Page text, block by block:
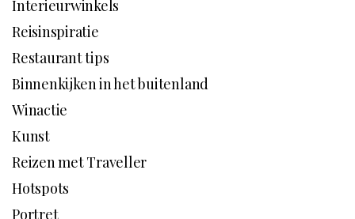
Interieurwinkels
Reisinspiratie
Restaurant tips
Binnenkijken in het buitenland
Winactie
Kunst
Reizen met Traveller
Hotspots
Portret